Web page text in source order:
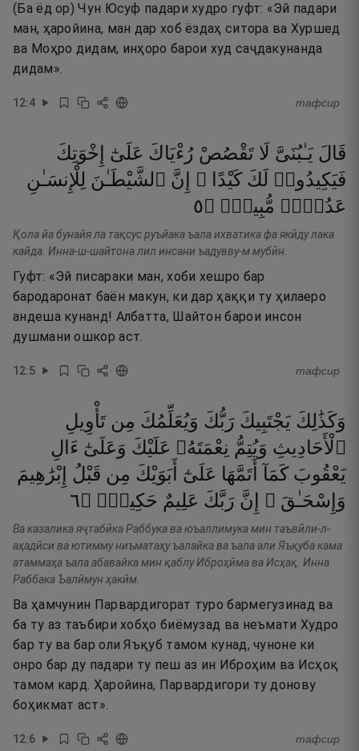
(Ба ёд ор) Чун Юсуф падари худро гуфт: «Эй падари
ман, ҳаройина, ман дар хоб ёздаҳ ситора ва Хуршед
ва Моҳро дидам, инҳоро барои худ саҷдакунанда
дидам».
12:4 тафсир
قَالَ يَـٰبُنَىَّ لَا تَقْصُصْ رُءْيَاكَ عَلَىٰٓ
إِخْوَتِكَ
فَيَكِيدُوا۟ لَكَ كَيْدًا ۖ إِنَّ ٱلشَّيْطَـٰنَ لِلْإِنسَـٰنِ
عَدُوٌّۭ مُّبِينٌۭ ۝٥
Қола йа бунайя ла тақсус руъйака ъала ихватика фа якӣду лака
кайда. Инна-ш-шайтона лил инсани ъадувву-м мубӣн.
Гуфт: «Эй писараки ман, хоби хешро бар
бародаронат баён макун, ки дар ҳаққи ту ҳилаеро
андеша кунанд! Албатта, Шайтон барои инсон
душмани ошкор аст.
12:5 тафсир
وَكَذَٰلِكَ يَجْتَبِيكَ رَبُّكَ وَيُعَلِّمُكَ مِن تَأْوِيلِ
ٱلْأَحَادِيثِ وَيُتِمُّ نِعْمَتَهُۥ عَلَيْكَ وَعَلَىٰٓ ءَالِ
يَعْقُوبَ كَمَآ أَتَمَّهَا عَلَىٰٓ أَبَوَيْكَ مِن قَبْلُ إِبْرَٰهِيمَ
وَإِسْحَـٰقَ ۚ
إِنَّ رَبَّكَ عَلِيمٌ حَكِيمٌۭ ۝٦
Ва казалика яҷтабӣка Раббука ва юъаллимука мин таъвӣли-л-
аҳадӣси ва ютимму ниъматаҳу ъалайка ва ъала али Яъқуба кама
атаммаҳа ъала абавайка мин қаблу Иброҳӣма ва Исҳақ. Инна
Раббака Ъалӣмун ҳакӣм.
Ва ҳамчунин Парвардигорат туро бармегузинад ва
ба ту аз таъбири хобҳо биёмузад ва неъмати Худро
бар ту ва бар оли Яъқуб тамом кунад, чуноне ки
онро бар ду падари ту пеш аз ин Иброҳим ва Исҳоқ
тамом кард. Ҳаройина, Парвардигори ту донову
боҳикмат аст».
12:6 тафсир